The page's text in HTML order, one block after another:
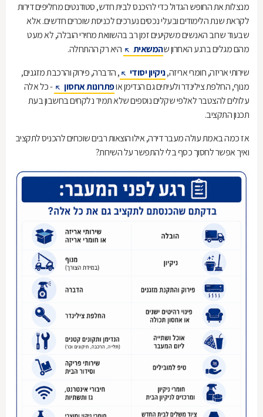
מנצלות את החופש הגדול כדי להיכנס לבית חדש, סטודנטים מחליפים דירות
לקראת שנת הלימודים ובעלי נכסים נערכים לכניסת שוכרים חדשים. אלא
שבעוד שרוב האנשים משקיעים זמן רב בהשוואת מחירי הובלה, לא מעט
מהם מגלים ברגע האחרון שהמשאית
היא רק ההתחלה.
שירותי אריזה, חומרי אריזה,ניקיון יסודי
, הדברה, פירוק והרכבת מזגנים,
מנוף, החלפת צילינדר ולעיתים גם הנדימן אופתרונות אחסון
- כל אלה
עלולים להצטבר לאלפי שקלים נוספים שלא תמיד נלקחים בחשבון בעת
תכנון התקציב.
אז כמה באמת עולה מעבר דירה, אילו הוצאות רבים שוכחים להכניס לתקציב
ואיך אפשר לחסוך כסף בלי להתפשר על השירות?